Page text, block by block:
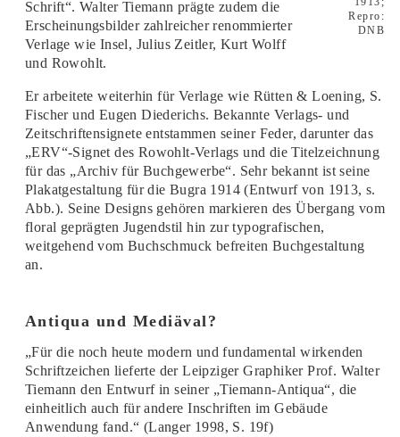
Repro:
DNB
Schrift“. Walter Tiemann prägte zudem die
Erscheinungsbilder zahlreicher renommierter
Verlage wie Insel, Julius Zeitler, Kurt Wolff
und Rowohlt.
Er arbeitete weiterhin für Verlage wie Rütten & Loening, S.
Fischer und Eugen Diederichs. Bekannte Verlags- und
Zeitschriftensignete entstammen seiner Feder, darunter das
„ERV“-Signet des Rowohlt-Verlags und die Titelzeichnung
für das „Archiv für Buchgewerbe“. Sehr bekannt ist seine
Plakatgestaltung für die Bugra 1914 (Entwurf von 1913, s.
Abb.). Seine Designs gehören markieren des Übergang vom
floral geprägten Jugendstil hin zur typografischen,
weitgehend vom Buchschmuck befreiten Buchgestaltung
an.
Antiqua und Mediäval?
„Für die noch heute modern und fundamental wirkenden
Schriftzeichen lieferte der Leipziger Graphiker Prof. Walter
Tiemann den Entwurf in seiner „Tiemann-Antiqua“, die
einheitlich auch für andere Inschriften im Gebäude
Anwendung fand.“ (Langer 1998, S. 19f)